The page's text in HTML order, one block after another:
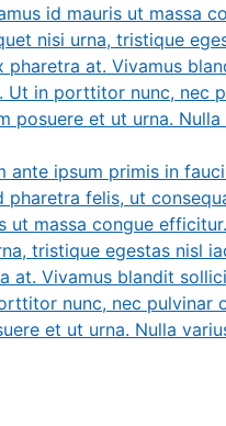
id mauris ut massa
nisi urna, tristique
at. Vivamus
in porttitor nunc, nec
posuere et ut urna.
ante ipsum primis in
felis, ut
massa congue
tristique egestas nisl
at. Vivamus blandit
nunc, nec pulvinar
et ut urna. Nulla